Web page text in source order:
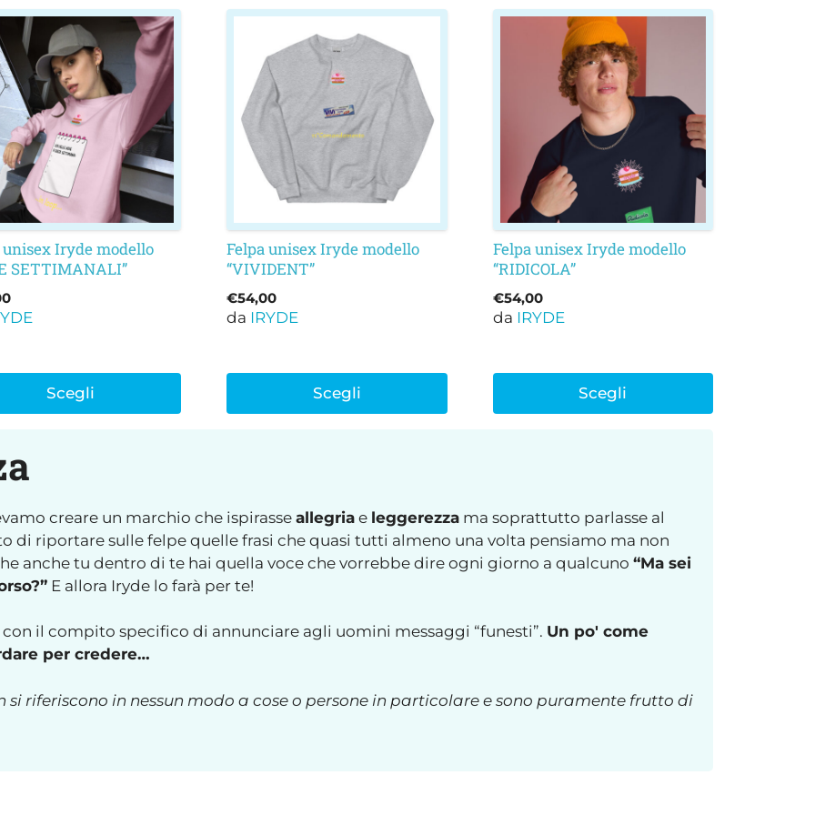
unisex Iryde modello
SETTIMANALI”
Scegli
Felpa unisex Iryde modello
“VIVIDENT”
€54,00
da IRYDE
Scegli
Questo
prodotto
varianti.
Le
opzioni
possono
scelte
nella
pagina
del
prodotto
Felpa unisex Iryde modello
“RIDICOLA”
€54,00
da IRYDE
Scegli
Questo
opzioni
possono
essere
scelte
nella
pagina
del
prodotto
creare un marchio che ispirasse allegria e leggerezza ma soprattutto parlasse al
di riportare sulle felpe quelle frasi che quasi tutti almeno una volta pensiamo ma non
anche tu dentro di te hai quella voce che vorrebbe dire ogni giorno a qualcuno “Ma sei
E allora Iryde lo farà per te!
con il compito specifico di annunciare agli uomini messaggi “funesti”. Un po' come
per credere…
si riferiscono in nessun modo a cose o persone in particolare e sono puramente frutto di